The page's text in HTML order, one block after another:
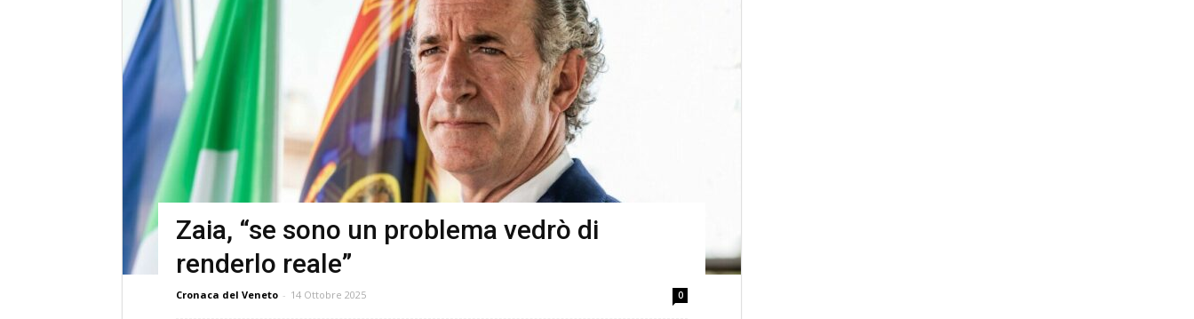
Zaia, “se sono un problema vedrò di
renderlo reale”
Cronaca del Veneto - 14 Ottobre 2025 0